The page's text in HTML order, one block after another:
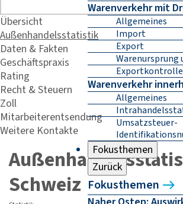
Warenverkehr mit
Allgemeines
Import
Export
Warenursprung
Exportkontrolle
Warenverkehr
Allgemeines
Umsatzsteuer-
Fokusthemen
Zurück
Fokusthemen
Übersicht
Außenhandelsstatistik
Daten & Fakten
Geschäftspraxis
Rating
Recht & Steuern
Zoll
Mitarbeiterentsendung
Weitere Kontakte
Schweiz